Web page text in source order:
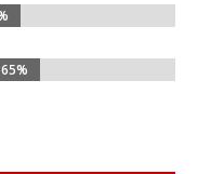
65%
65%